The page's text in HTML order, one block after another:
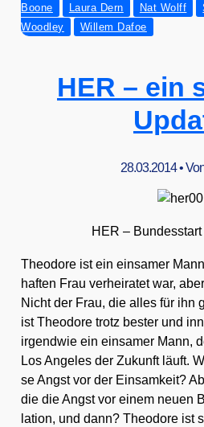
MIESER
VERRÄTER
Boone
Laura Dern Nat Wolff
Woodley
Willem Dafoe
HER – ein
28.03.2014•
HER –
Theo­do­re ist ein ein­sa­mer
haf­ten Frau ver­hei­ra­tet war,
Nicht der Frau, die alles für ihn
ist Theo­do­re trotz bes­ter und
irgend­wie ein ein­sa­mer Mann,
Los Ange­les der Zukunft läuft.
se Angst vor der Ein­sam­keit?
die die Angst vor einem neu­en
la­ti­on, und dann? Theo­do­re ist